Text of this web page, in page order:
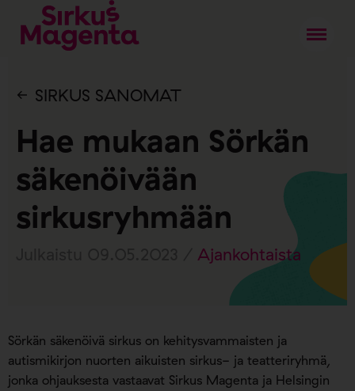
SIRKUS SANOMAT
Hae mukaan Sörkän
säkenöivään
sirkusryhmään
Ajankohtaista
Sörkän säkenöivä sirkus on kehitysvammaisten ja
autismikirjon nuorten aikuisten sirkus- ja teatteriryhmä,
jonka ohjauksesta vastaavat Sirkus Magenta ja Helsingin